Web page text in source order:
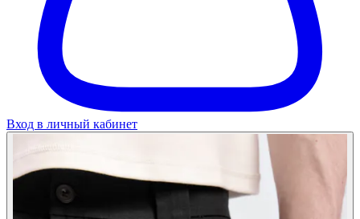
Вход в личный кабинет